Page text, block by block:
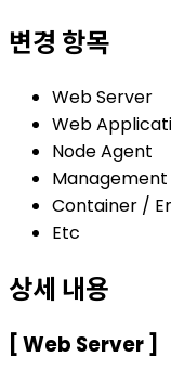
변경 항목
Web Server
Web
Node Agent
Management
Container /
Etc
상세 내용
[ Web Server ]